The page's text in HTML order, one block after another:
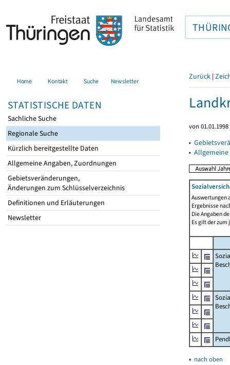
Home Kontakt Suche Newsletter
STATISTISCHE DATEN
Sachliche Suche
Regionale Suche
Kürzlich bereitgestellte Daten
Allgemeine Angaben, Zuordnungen
Gebietsveränderungen,
Änderungen zum Schlüsselverzeichnis
Definitionen und Erläuterungen
Newsletter
Zurück |
von
▸
▸
Auswertungen
Ergebnisse
Die Angaben
Es gilt der
▴ nach oben